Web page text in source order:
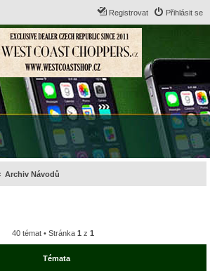
Přihlásit se
Registrovat
Archiv Návodů
40 témat • Stránka 1 z 1
Témata